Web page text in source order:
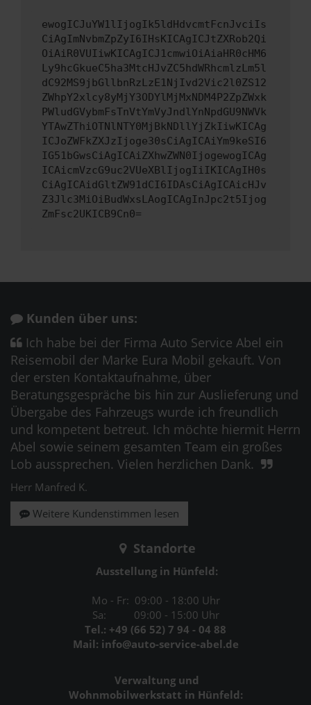
ewogICJuYW1lIjogIk5ldHdvcmtFcnJvciIs
CiAgImNvbmZpZyI6IHsKICAgICJtZXRob2Qi
OiAiR0VUIiwKICAgICJ1cmwiOiAiaHR0cHM6
Ly9hcGkueC5ha3MtcHJvZC5hdWRhcmlzLm5l
dC92MS9jbGllbnRzLzE1NjIvd2Vic2l0ZS12
ZWhpY2xlcy8yMjY3ODYlMjMxNDM4P2ZpZWxk
PWludGVybmFsTnVtYmVyJndlYnNpdGU9NWVk
YTAwZThiOTNlNTY0MjBkNDllYjZkIiwKICAg
ICJoZWFkZXJzIjoge30sCiAgICAiYm9keSI6
IG51bGwsCiAgICAiZXhwZWN0IjogewogICAg
ICAicmVzcG9uc2VUeXBlIjogIiIKICAgIH0s
CiAgICAidGltZW91dCI6IDAsCiAgICAicHJv
Z3Jlc3MiOiBudWxsLAogICAgInJpc2t5Ijog
ZmFsc2UKICB9Cn0=
Kunden über uns:
Ich habe bei der Firma Auto Service Abel ein
Reisemobil der Marke Eura Mobil gekauft. Von
der ersten Kontaktaufnahme, über
Beratungsgespräche bis hin zur Auslieferung und
Übergabe des Fahrzeugs wurde ich freundlich
und kompetent betreut. Ich möchte hiermit Herrn
Abel sowie seinem gesamten Team ein großes
Lob aussprechen. Vielen herzlichen Dank.
Herr Manfred K.
Weitere Kundenstimmen lesen
Standorte
Ausstellung in Hünfeld:
Mo - Fr: 09:00 - 18:00 Uhr
Sa: 09:00 - 15:00 Uhr
Tel.: +49 (66 52) 7 94 - 04 88
Mail: info@auto-service-abel.de
Verwaltung und
Wohnmobilwerkstatt in Hünfeld: